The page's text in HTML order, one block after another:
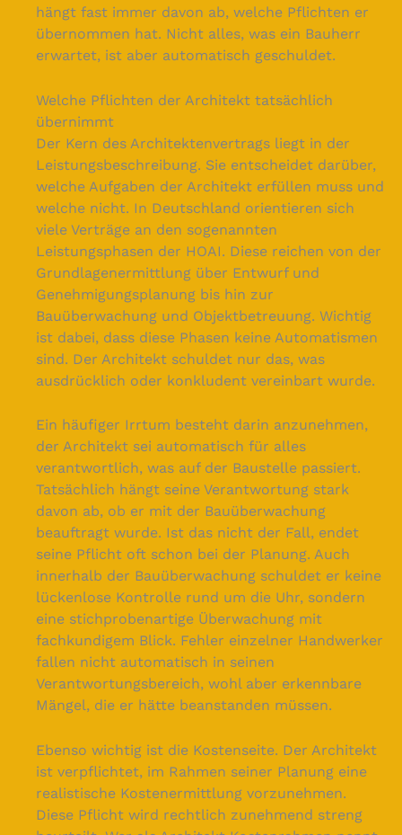
hängt fast immer davon ab, welche Pflichten er
übernommen hat. Nicht alles, was ein Bauherr
erwartet, ist aber automatisch geschuldet.
Welche Pflichten der Architekt tatsächlich
übernimmt
Der Kern des Architektenvertrags liegt in der
Leistungsbeschreibung. Sie entscheidet darüber,
welche Aufgaben der Architekt erfüllen muss und
welche nicht. In Deutschland orientieren sich
viele Verträge an den sogenannten
Leistungsphasen der HOAI. Diese reichen von der
Grundlagenermittlung über Entwurf und
Genehmigungsplanung bis hin zur
Bauüberwachung und Objektbetreuung. Wichtig
ist dabei, dass diese Phasen keine Automatismen
sind. Der Architekt schuldet nur das, was
ausdrücklich oder konkludent vereinbart wurde.
Ein häufiger Irrtum besteht darin anzunehmen,
der Architekt sei automatisch für alles
verantwortlich, was auf der Baustelle passiert.
Tatsächlich hängt seine Verantwortung stark
davon ab, ob er mit der Bauüberwachung
beauftragt wurde. Ist das nicht der Fall, endet
seine Pflicht oft schon bei der Planung. Auch
innerhalb der Bauüberwachung schuldet er keine
lückenlose Kontrolle rund um die Uhr, sondern
eine stichprobenartige Überwachung mit
fachkundigem Blick. Fehler einzelner Handwerker
fallen nicht automatisch in seinen
Verantwortungsbereich, wohl aber erkennbare
Mängel, die er hätte beanstanden müssen.
Ebenso wichtig ist die Kostenseite. Der Architekt
ist verpflichtet, im Rahmen seiner Planung eine
realistische Kostenermittlung vorzunehmen.
Diese Pflicht wird rechtlich zunehmend streng